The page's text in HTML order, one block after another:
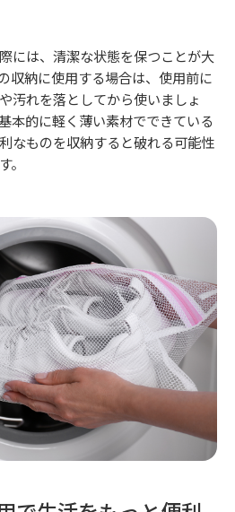
には、清潔な状態を保つことが大
収納に使用する場合は、使用前に
汚れを落としてから使いましょ
本的に軽く薄い素材でできている
なものを収納すると破れる可能性
。